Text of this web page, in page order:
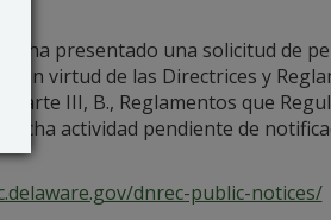
ha presentado una solicitud de
en virtud de las Directrices y
III, B., Reglamentos que
actividad pendiente de
dnrec-public-notices/